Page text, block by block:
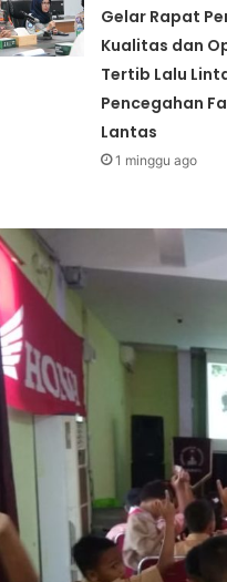
Gelar Rapat
Kualitas dan
Tertib Lalu
Pencegahan
Lantas
1 minggu ago